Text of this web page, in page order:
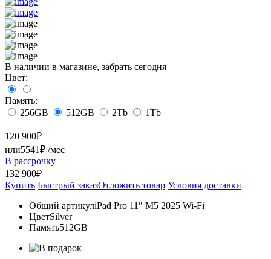
В наличии в магазине, забрать сегодня
Цвет:
Память:
256GB
512GB 2Tb 1Tb
120 900₽
или5541₽ /мес
В рассрочку
132 900₽
Купить Быстрый заказОтложить товар Условия доставки
Общий артикулiPad Pro 11″ M5 2025 Wi-Fi
ЦветSilver
Память512GB